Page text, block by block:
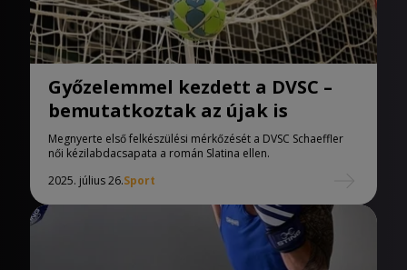
Győzelemmel kezdett a DVSC –
bemutatkoztak az újak is
Megnyerte első felkészülési mérkőzését a DVSC Schaeffler
női kézilabdacsapata a román Slatina ellen.
2025. július 26.Sport